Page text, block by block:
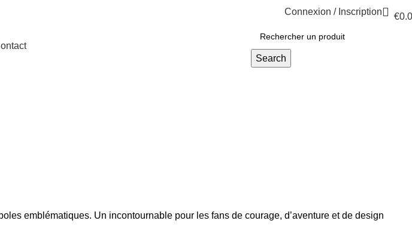
Connexion / Inscription €
Search
emblématiques. Un incontournable pour les fans de courage, d’aventure et de design